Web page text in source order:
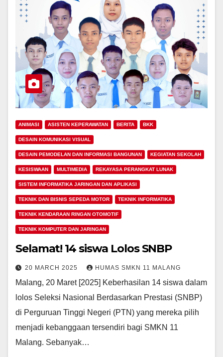
ANIMASI ASISTEN KEPERAWATAN BERITA BKK
DESAIN KOMUNIKASI VISUAL
DESAIN PEMODELAN DAN INFORMASI BANGUNAN KEGIATAN SEKOLAH
KESISWAAN MULTIMEDIA REKAYASA PERANGKAT LUNAK
SISTEM INFORMATIKA JARINGAN DAN APLIKASI
TEKNIK DAN BISNIS SEPEDA MOTOR TEKNIK INFORMATIKA
TEKNIK KENDARAAN RINGAN OTOMOTIF
TEKNIK KOMPUTER DAN JARINGAN
Selamat! 14 siswa Lolos SNBP
20 MARCH 2025 HUMAS SMKN 11 MALANG
Malang, 20 Maret [2025] Keberhasilan 14 siswa dalam
lolos Seleksi Nasional Berdasarkan Prestasi (SNBP)
di Perguruan Tinggi Negeri (PTN) yang mereka pilih
menjadi kebanggaan tersendiri bagi SMKN 11
Malang. Sebanyak…